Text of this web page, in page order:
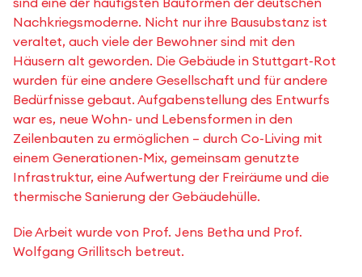
Nachkriegsmoderne. Nicht nur ihre Bausubstanz ist
veraltet, auch viele der Bewohner sind mit den
Häusern alt geworden. Die Gebäude in Stuttgart-Rot
wurden für eine andere Gesellschaft und für andere
Bedürfnisse gebaut. Aufgabenstellung des Entwurfs
war es, neue Wohn- und Lebensformen in den
Zeilenbauten zu ermöglichen – durch Co-Living mit
einem Generationen-Mix, gemeinsam genutzte
Infrastruktur, eine Aufwertung der Freiräume und die
thermische Sanierung der Gebäudehülle.
Die Arbeit wurde von Prof. Jens Betha und Prof.
Wolfgang Grillitsch betreut.